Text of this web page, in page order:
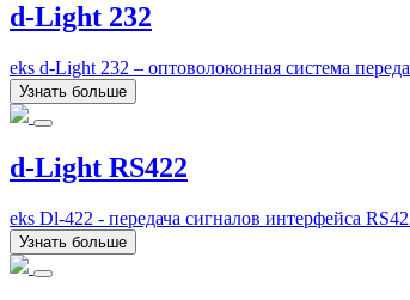
d-Light 232
eks d-Light 232 – оптоволоконная система
Узнать больше
d-Light RS422
eks Dl-422 - передача сигналов интерфейса
Узнать больше